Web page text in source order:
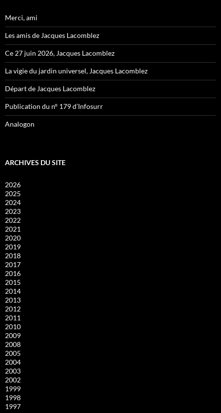
Merci, ami
Les amis de Jacques Lacomblez
Ce 27 juin 2026, Jacques Lacomblez
La vigie du jardin universel, Jacques Lacomblez
Départ de Jacques Lacomblez
Publication du n° 179 d’Infosurr
Analogon
ARCHIVES DU SITE
2026
2025
2024
2023
2022
2021
2020
2019
2018
2017
2016
2015
2014
2013
2012
2011
2010
2009
2008
2005
2004
2003
2002
1999
1998
1997